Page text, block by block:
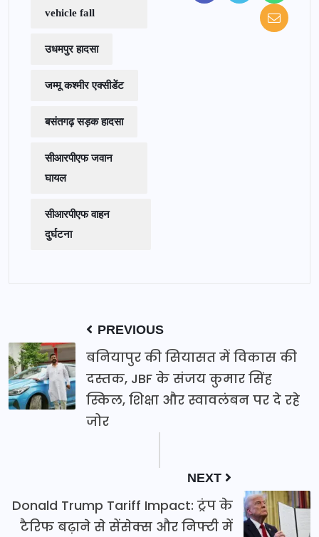
vehicle fall
उधमपुर हादसा
जम्मू कश्मीर एक्सीडेंट
बसंतगढ़ सड़क हादसा
सीआरपीएफ जवान
घायल
सीआरपीएफ वाहन
दुर्घटना
PREVIOUS
बनियापुर की सियासत में विकास की
दस्तक, JBF के संजय कुमार सिंह
स्किल, शिक्षा और स्वावलंबन पर दे रहे
जोर
NEXT
Donald Trump Tariff Impact: ट्रंप के
टैरिफ बढ़ाने से सेंसेक्स और निफ्टी में